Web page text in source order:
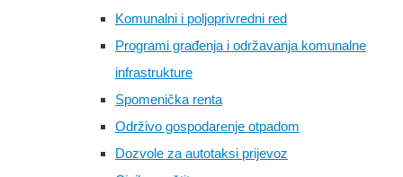
Komunalni i poljoprivredni red
Programi građenja i održavanja komunalne
infrastrukture
Spomenička renta
Održivo gospodarenje otpadom
Dozvole za autotaksi prijevoz